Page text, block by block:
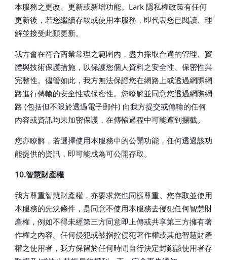
本服務之更改、更新或新增功能。Lark 隱私權政策有任何
更新後，若您繼續存取或使用本服務，即代表您已閱讀、理
解並接受此類更新。
我方會在符合商業常理之範圍內，盡力採取合適的管理、實
體與技術保護措施，以保護您個人資料之安全性、保密性與
完整性。儘管如此，我方無法保證您在網路上或透過網際網
路進行傳輸的安全性或保密性。您瞭解並同意您透過網際網
路 (包括但不限於透過電子郵件) 向我方提交或傳輸的任何
內容或資訊均未加密保護，在傳輸過程中可能遭到攔截。
您亦瞭解，若選擇使用本服務中的公開功能，任何透過該功
能提供的資訊，即可能成為可公開存取。
10.智慧財產權
我方尊重智慧財產權，亦要求您也同樣尊重。您存取並使用
本服務的先決條件，是同意不使用本服務去侵犯任何智慧財
產權，例如不得未經第三方同意即上傳或共享第三方擁有著
作權之內容。任何侵犯或被指控侵犯著作權或其他智慧財產
權之使用者，我方保留於任何時間自行決定封鎖該使用者存